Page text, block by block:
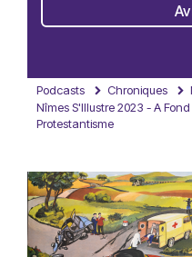
Podcasts Chroniques
Nîmes S'Illustre 2023 - A
Protestantisme